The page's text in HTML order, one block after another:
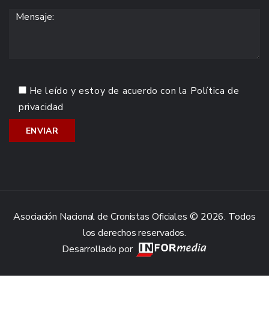
He leído y estoy de acuerdo con la Política de
privacidad
Asociación Nacional de Cronistas Oficiales © 2026. Todos
los derechos reservados.
Desarrollado por